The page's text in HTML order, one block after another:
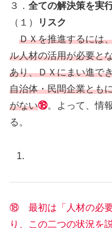
３． 全ての解決策を実
（１）
リスク
ＤＸを推進するには
ル人材の活用が必要と
あり、ＤＸにまい進で
自治体・民間企業とも
がない⑱。よって、情
る。
⑱ 最初は「人材の必要
り、この二つの状況を